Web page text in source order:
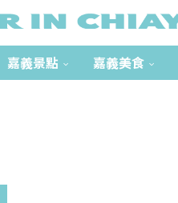
嘉義景點 嘉義美食